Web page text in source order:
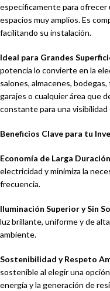
específicamente para ofrecer
espacios muy amplios. Es
facilitando su instalación.
Ideal para Grandes
potencia lo convierte en la
salones, almacenes,
garajes o cualquier área que
constante para una
Beneficios Clave para tu
Economía de Larga
electricidad y minimiza la
frecuencia.
Iluminación Superior y Sin
luz brillante, uniforme y de
ambiente.
Sostenibilidad y Respeto
sostenible al elegir una
energía y la generación de